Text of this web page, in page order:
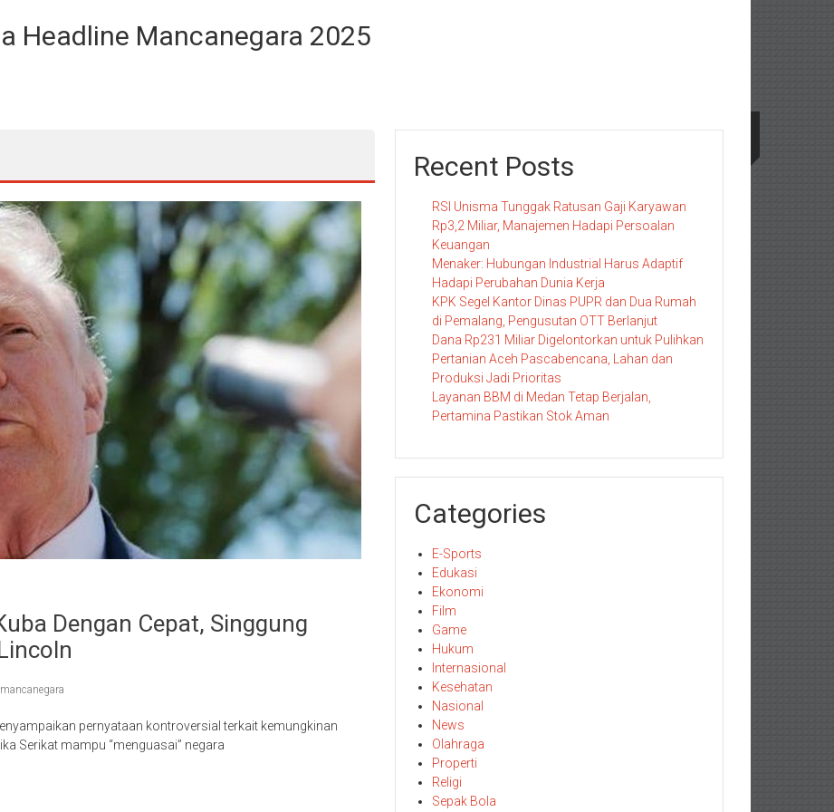
Headline Mancanegara 2025
Dengan Cepat, Singgung
mancanegara
pernyataan kontroversial terkait kemungkinan
Serikat mampu “menguasai” negara
Recent Posts
RSI Unisma Tunggak Ratusan Gaji Karyawan
Rp3,2 Miliar, Manajemen Hadapi Persoalan
Keuangan
Menaker: Hubungan Industrial Harus Adaptif
Hadapi Perubahan Dunia Kerja
KPK Segel Kantor Dinas PUPR dan Dua Rumah
di Pemalang, Pengusutan OTT Berlanjut
Dana Rp231 Miliar Digelontorkan untuk Pulihkan
Pertanian Aceh Pascabencana, Lahan dan
Produksi Jadi Prioritas
Layanan BBM di Medan Tetap Berjalan,
Pertamina Pastikan Stok Aman
Categories
E-Sports
Edukasi
Ekonomi
Film
Game
Hukum
Internasional
Kesehatan
Nasional
News
Olahraga
Properti
Religi
Sepak Bola